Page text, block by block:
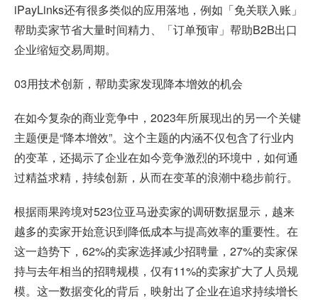
iPayLinks还有很多类似的应用落地，例如「免关联入账」
帮助卖家节省大量时间精力、「订单预审」帮助B2B出口
企业缩短交易周期。
03用技术创新，帮助卖家发现降本增效的机会
在如今复杂的商业竞争中，2023年所展现出的另一个关键
主题便是“降本增效”。这个主题的内涵不仅包含了行业内
的变革，还揭示了企业在如今竞争激烈的环境中，如何通
过精益求精，持续创新，从而在变革的浪潮中稳步前行。
根据雨果跨境对523位亚马逊卖家的调研数据显示，越来
越多的卖家开始意识到降低成本与提高效率的重要性。在
这一趋势下，62%的卖家选择减少招聘量，27%的卖家保
持与去年相当的招聘规模，仅有11%的卖家扩大了人员规
模。这一数据变化的背后，映射出了企业在追求持续增长